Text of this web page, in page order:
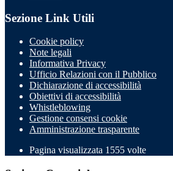
Sezione Link Utili
Cookie policy
Note legali
Informativa Privacy
Ufficio Relazioni con il Pubblico
Dichiarazione di accessibilità
Obiettivi di accessibilità
Whistleblowing
Gestione consensi cookie
Amministrazione trasparente
Pagina visualizzata 1555 volte